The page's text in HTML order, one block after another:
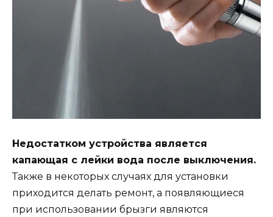
Недостатком устройства является
капающая с лейки вода после выключения.
Также в некоторых случаях для установки
приходится делать ремонт, а появляющиеся
при использовании брызги являются